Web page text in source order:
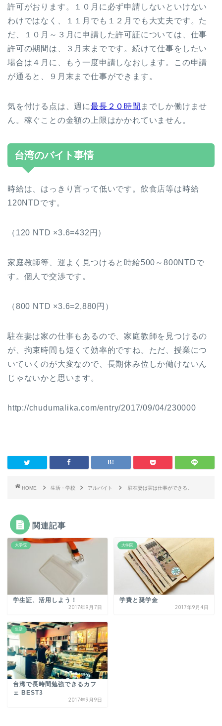
許可がおります。１０月に必ず申請しないといけない
わけではなく、１１月でも１２月でも大丈夫です。た
だ、１０月～３月に申請した許可証については、仕事
許可の期間は、３月末までです。続けて仕事をしたい
場合は４月に、もう一度申請しなおします。この申請
が通ると、９月末まで仕事ができます。
気を付ける点は、週に最長２０時間 までしか働けませ
ん。稼ぐことの金額の上限はかかれていません。
台湾のバイト事情
時給は、はっきり言って低いです。飲食店等は時給
120NTDです。
（120 NTD ×3.6=432円）
家庭教師等、運よく見つけると時給500～800NTDで
す。個人で交渉です。
（800 NTD ×3.6=2,880円）
駐在妻は家の仕事もあるので、家庭教師を見つけるの
が、拘束時間も短くて効率的ですね。ただ、授業につ
いていくのが大変なので、長期休み位しか働けないん
じゃないかと思います。
http://chudumalika.com/entry/2017/09/04/230000
HOME 生活・学校 アルバイト 駐在妻は実は仕事ができる。
関連記事
大学院
学生証、活用しよう！
2017年9月7日
大学院
学費と奨学金
2017年9月4日
生活
台湾で長時間勉強できるカフ
ェ BEST3
2017年9月9日